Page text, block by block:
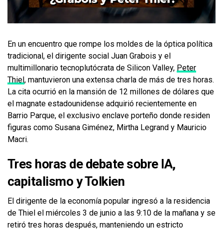
En un encuentro que rompe los moldes de la óptica política
tradicional, el dirigente social Juan Grabois y el
multimillonario tecnoplutócrata de Silicon Valley, Peter
Thiel, mantuvieron una extensa charla de más de tres horas.
La cita ocurrió en la mansión de 12 millones de dólares que
el magnate estadounidense adquirió recientemente en
Barrio Parque, el exclusivo enclave porteño donde residen
figuras como Susana Giménez, Mirtha Legrand y Mauricio
Macri.
Tres horas de debate sobre IA,
capitalismo y Tolkien
El dirigente de la economía popular ingresó a la residencia
de Thiel el miércoles 3 de junio a las 9:10 de la mañana y se
retiró tres horas después, manteniendo un estricto